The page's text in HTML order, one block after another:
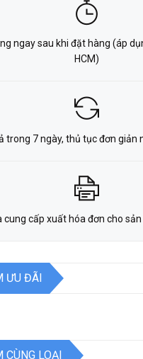
ngay sau khi đặt hàng (áp
HCM)
trong 7 ngày, thủ tục đơn giản
cung cấp xuất hóa đơn cho
ƯU ĐÃI
CÙNG LOẠI